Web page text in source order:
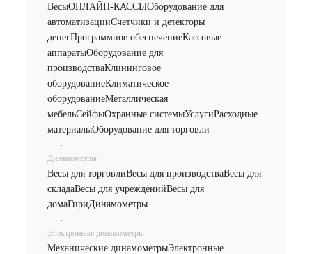
ВесыОНЛАЙН-КАССЫОборудование для
автоматизацииСчетчики и детекторы
денегПрограммное обеспечениеКассовые
аппаратыОборудование для
производстваКлининговое
оборудованиеКлиматическое
оборудованиеМеталлическая
мебельСейфыОхранные системыУслугиРасходные
материалыОборудование для торговли
-
Динамометры
Весы для торговлиВесы для производстваВесы для
складаВесы для учрежденийВесы для
домаГириДинамометры
-
Электронные динамометры
Механические динамометрыЭлектронные